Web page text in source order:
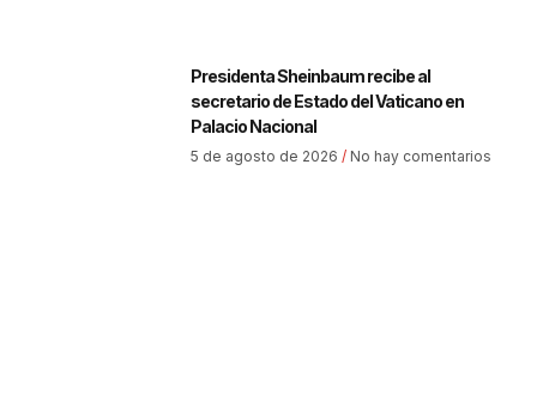
Presidenta Sheinbaum recibe al
secretario de Estado del Vaticano en
Palacio Nacional
5 de agosto de 2026 No hay comentarios